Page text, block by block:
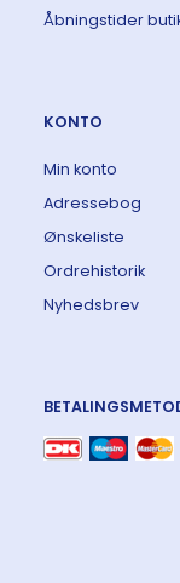
Åbningstider
KONTO
Min konto
Adressebog
Ønskeliste
Ordrehistorik
Nyhedsbrev